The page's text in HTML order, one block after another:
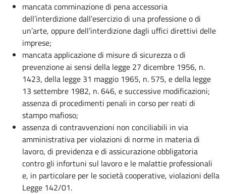
mancata comminazione di pena accessoria
dell’interdizione dall’esercizio di una professione o di
un’arte, oppure dell’interdizione dagli uffici direttivi delle
imprese;
mancata applicazione di misure di sicurezza o di
prevenzione ai sensi della legge 27 dicembre 1956, n.
1423, della legge 31 maggio 1965, n. 575, e della legge
13 settembre 1982, n. 646, e successive modificazioni;
assenza di procedimenti penali in corso per reati di
stampo mafioso;
assenza di contravvenzioni non conciliabili in via
amministrativa per violazioni di norme in materia di
lavoro, di previdenza e di assicurazione obbligatoria
contro gli infortuni sul lavoro e le malattie professionali
e, in particolare per le società cooperative, violazioni della
Legge 142/01.